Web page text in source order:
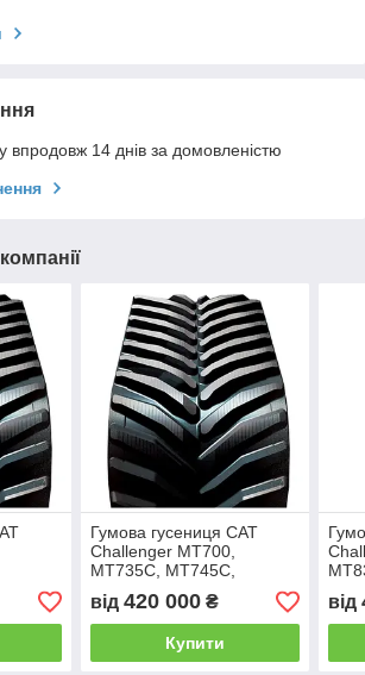
впродовж 14 днів за домовленістю
Гумова гусениця CAT
Challenger MT700,
MT735C, MT745C,
MT755C, MT765, MT765C,
MT775C 762мм (30")
від 420 000₴
Купити
від